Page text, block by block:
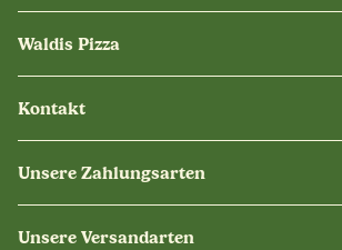
Waldis Pizza
Kontakt
Unsere Zahlungsarten
Unsere Versandarten